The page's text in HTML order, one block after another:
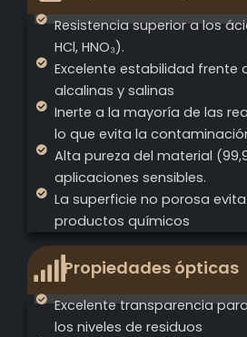
Resistencia superior a los
HCl, HNO₃).
Excelente estabilidad frente
alcalinas y salinas
Inerte a la mayoría de las
lo que evita la
Alta pureza del material
aplicaciones sensibles.
La superficie no porosa
productos químicos
Propiedades ópticas
Excelente transparencia
los niveles de residuos